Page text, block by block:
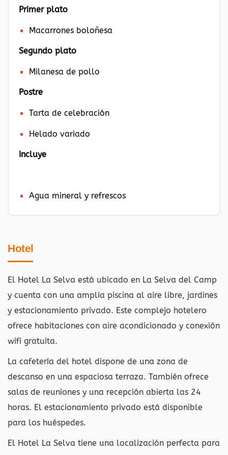
Primer plato
Macarrones boloñesa
Segundo plato
Milanesa de pollo
Postre
Tarta de celebración
Helado variado
Incluye
Agua mineral y refrescos
Hotel
El Hotel La Selva está ubicado en La Selva del Camp
y cuenta con una amplia piscina al aire libre, jardines
y estacionamiento privado. Este complejo hotelero
ofrece habitaciones con aire acondicionado y conexión
wifi gratuita.
La cafetería del hotel dispone de una zona de
descanso en una espaciosa terraza. También ofrece
salas de reuniones y una recepción abierta las 24
horas. El estacionamiento privado está disponible
para los huéspedes.
El Hotel La Selva tiene una localización perfecta para